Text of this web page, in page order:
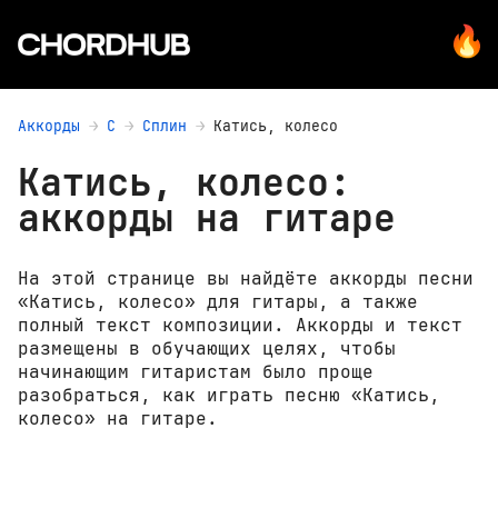
Аккорды С Сплин Катись, колесо
Катись, колесо:
аккорды на гитаре
На этой странице вы найдёте аккорды песни
«Катись, колесо» для гитары, а также
полный текст композиции. Аккорды и текст
размещены в обучающих целях, чтобы
начинающим гитаристам было проще
разобраться, как играть песню «Катись,
колесо» на гитаре.